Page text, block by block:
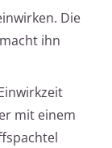
Die
ihn
mit einem